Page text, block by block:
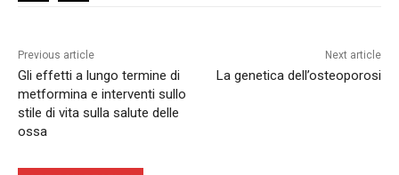
Previous article
Gli effetti a lungo termine di
metformina e interventi sullo
stile di vita sulla salute delle
ossa
Next article
La genetica dell’osteoporosi